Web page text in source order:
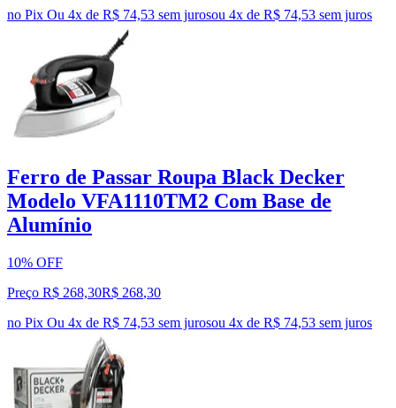
no Pix Ou 4x de R$ 74,53 sem jurosou 4x de R$ 74,53 sem juros
Ferro de Passar Roupa Black Decker
Modelo VFA1110TM2 Com Base de
Alumínio
10% OFF
Preço R$ 268,30R$ 268,30
no Pix Ou 4x de R$ 74,53 sem jurosou 4x de R$ 74,53 sem juros